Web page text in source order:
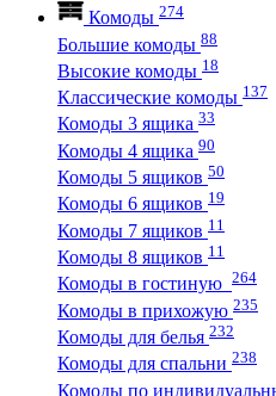
Комоды 274
Большие комоды 88
Высокие комоды 18
Классические комоды 137
Комоды 3 ящика 33
Комоды 4 ящика 90
Комоды 5 ящиков 50
Комоды 6 ящиков 19
Комоды 7 ящиков 11
Комоды 8 ящиков 11
Комоды в гостиную 264
Комоды в прихожую 235
Комоды для белья 232
Комоды для спальни 238
Комоды по